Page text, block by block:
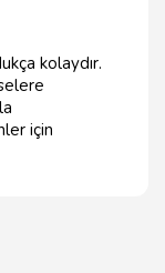
kolaydır.
için